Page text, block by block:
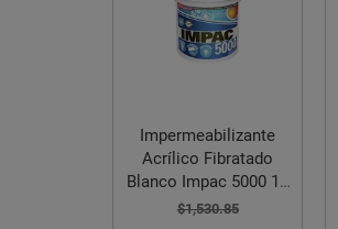
Impermeabilizante
Acrílico Fibratado
Blanco Impac 5000 19
L
$1,530.85